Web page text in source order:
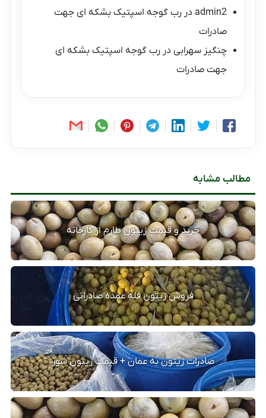
admin2 دررب گوجه اسپتیک بشکه ای جهت
صادرات
چنگیز سهرابی دررب گوجه اسپتیک بشکه ای
جهت صادرات
مطالب مشابه
خرید و قیمت زیتون طارم از کارخانه
فروش زیتون فله عمده صادراتی
صادرات زیتون به عمان + قیمت زیتون شور